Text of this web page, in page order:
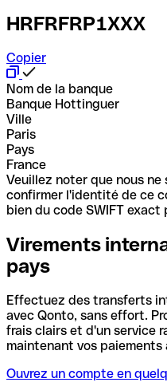
HRFRFRP1XXX
Copier
Nom de la banque
Banque Hottinguer
Ville
Paris
Pays
France
Veuillez noter que nous ne
confirmer l'identité de ce
bien du code SWIFT
Virements
pays
Effectuez des transferts
avec Qonto, sans effort.
frais clairs et d'un service
maintenant vos paiements
Ouvrez un compte en